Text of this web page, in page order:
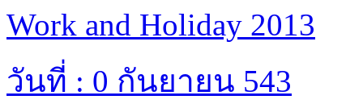
Work and Holiday 2013
วันที่ : 0 กันยายน 543